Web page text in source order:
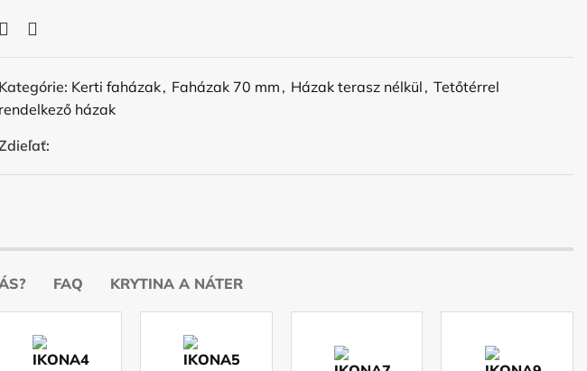
Kategórie: Kerti faházak, Faházak 70 mm , Házak terasz nélkül , Tetőtérrel
rendelkező házak
FAQ KRYTINA A NÁTER